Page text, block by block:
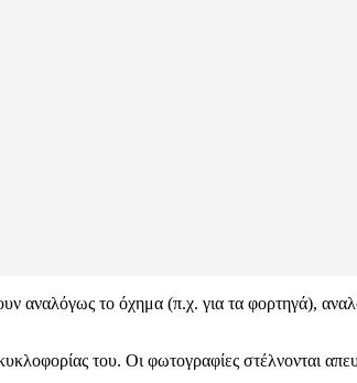
αναλόγως το όχημα (π.χ. για τα φορτηγά),
του. Οι φωτογραφίες στέλνονται